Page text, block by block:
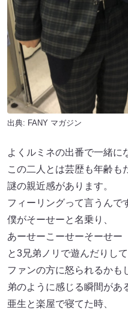
出典: FANY マガジン
よくルミネの出番で一緒に
この二人とは芸歴も年齢も
謎の親近感があります。
フィーリングって言うんで
僕がそーせーと名乗り、
あーせーこーせーそーせー
と3兄弟ノリで遊んだりして
ファンの方に怒られるかも
弟のように感じる瞬間があ
亜生と楽屋で寝てた時、